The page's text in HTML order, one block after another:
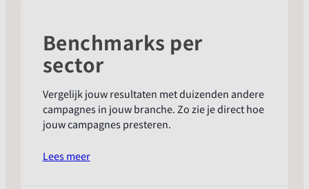
Benchmarks per
sector
Vergelijk jouw resultaten met duizenden andere
campagnes in jouw branche. Zo zie je direct hoe
jouw campagnes presteren.
Lees meer: